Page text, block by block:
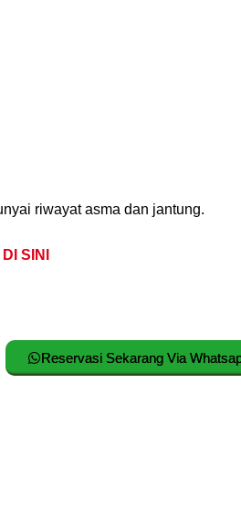
riwayat asma dan jantung.
SINI
Reservasi Sekarang Via